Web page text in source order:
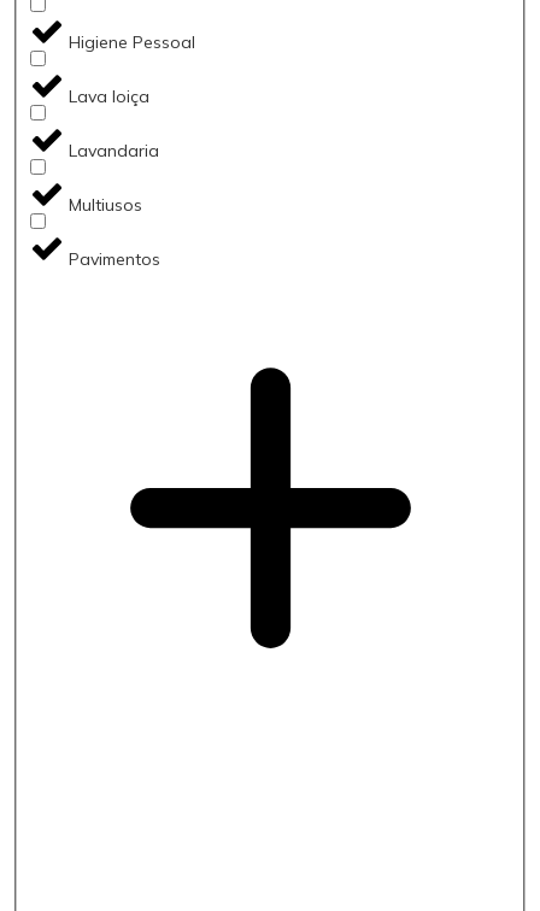
Higiene Pessoal
Lava loiça
Lavandaria
Multiusos
Pavimentos